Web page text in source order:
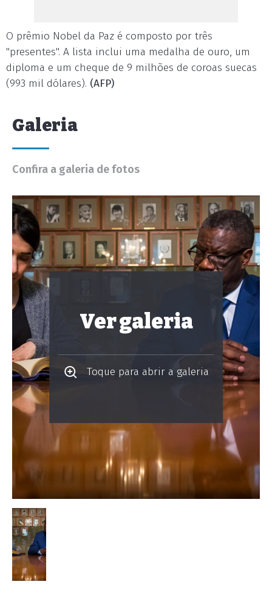
O prêmio Nobel da Paz é composto por três
"presentes". A lista inclui uma medalha de ouro, um
diploma e um cheque de 9 milhões de coroas suecas
(993 mil dólares). (AFP)
Galeria
Confira a galeria de fotos
Ver galeria
Toque para abrir a galeria